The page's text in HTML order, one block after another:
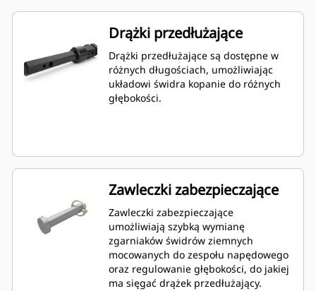
Drążki przedłużające
Drążki przedłużające są dostępne w
różnych długościach, umożliwiając
układowi świdra kopanie do różnych
głębokości.
Zawleczki zabezpieczające
Zawleczki zabezpieczające
umożliwiają szybką wymianę
zgarniaków świdrów ziemnych
mocowanych do zespołu napędowego
oraz regulowanie głębokości, do jakiej
ma sięgać drążek przedłużający.